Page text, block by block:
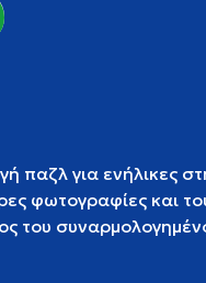
παζλ για ενήλικες
φωτογραφίες και
του